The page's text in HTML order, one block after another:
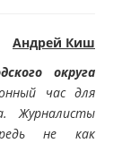
Андрей Киш
округа
час для
Журналисты
не как